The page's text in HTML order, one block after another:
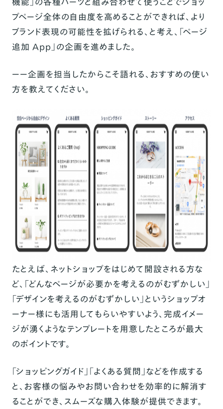
プページ全体の自由度を高めることができれば、より
ブランド表現の可能性を拡げられる、と考え、「ページ
追加 App」の企画を進めました。
ーー企画を担当したからこそ語れる、おすすめの使い
方を教えてください。
たとえば、ネットショップをはじめて開設される方な
ど、 「どんなページが必要かを考えるのがむずかしい」
「デザインを考えるのがむずかしい」というショップオ
ーナー様にも活用してもらいやすいよう、完成イメー
ジが湧くようなテンプレートを用意したところが最大
のポイントです。
「ショッピングガイド」「よくある質問」などを作成する
と、お客様の悩みやお問い合わせを効率的に解消す
ることができ、スムーズな購入体験が提供できます。